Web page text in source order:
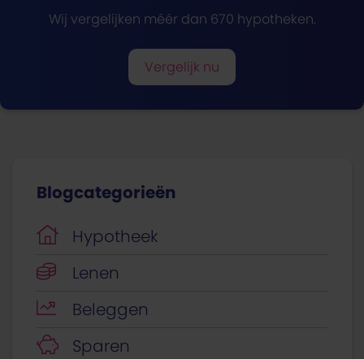
Wij vergelijken méér dan 670 hypotheken.
Vergelijk nu
Blogcategorieën
Hypotheek
Lenen
Beleggen
Sparen